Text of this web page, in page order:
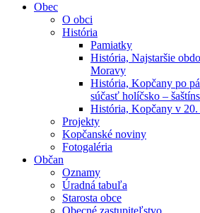
Obec
O obci
História
Pamiatky
História, Najstaršie
Moravy
História, Kopčany po
súčasť holíčsko –
História, Kopčany v 20.
Projekty
Kopčanské noviny
Fotogaléria
Občan
Oznamy
Úradná tabuľa
Starosta obce
Obecné zastupiteľstvo